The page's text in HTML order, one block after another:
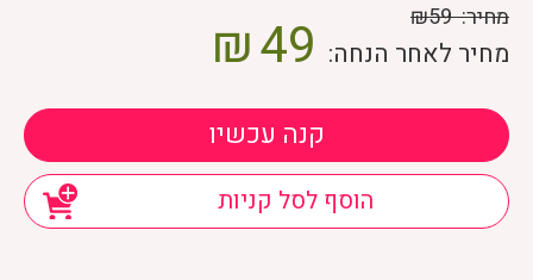
מחיר:₪59
מחיר לאחר הנחה: 49
₪
קנה עכשיו
הוסף לסל קניות